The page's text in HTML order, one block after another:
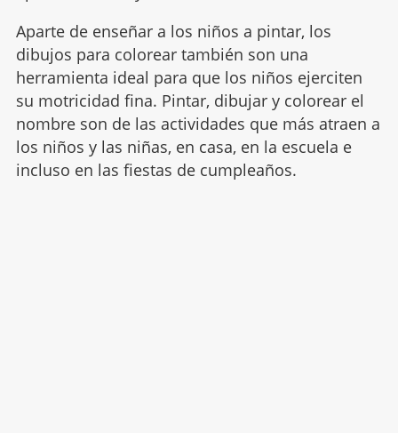
Aparte de enseñar a los niños a pintar, los
dibujos para colorear también son una
herramienta ideal para que los niños ejerciten
su motricidad fina. Pintar, dibujar y colorear el
nombre son de las actividades que más atraen a
los niños y las niñas, en casa, en la escuela e
incluso en las fiestas de cumpleaños.